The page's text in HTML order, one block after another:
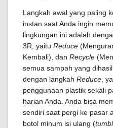
Langkah awal yang paling
instan saat Anda ingin
lingkungan ini adalah
3R, yaitu Reduce
Kembali), dan Recycle
semua sampah yang
dengan langkah Reduce ,
penggunaan plastik sekali
harian Anda. Anda bisa
sendiri saat pergi ke pasar
botol minum isi ulang (